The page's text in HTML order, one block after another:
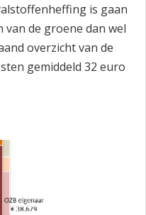
is gaan
de groene dan wel
overzicht van de
gemiddeld 32 euro